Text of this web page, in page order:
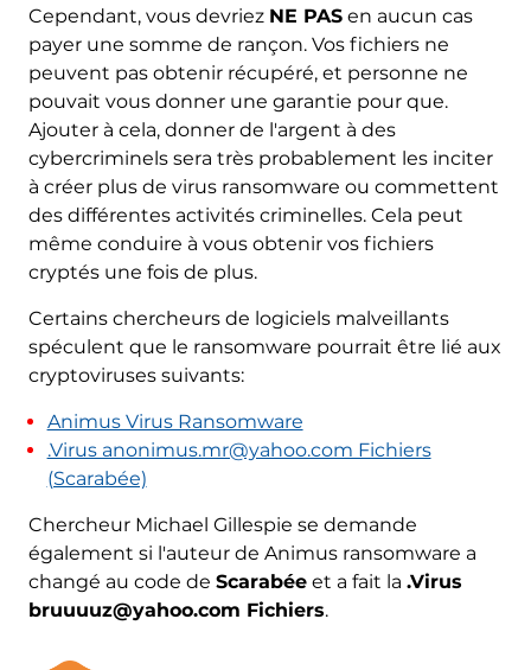
Cependant, vous devriez NE PASen aucun cas
payer une somme de rançon. Vos fichiers ne
peuvent pas obtenir récupéré, et personne ne
pouvait vous donner une garantie pour que.
Ajouter à cela, donner de l'argent à des
cybercriminels sera très probablement les inciter
à créer plus de virus ransomware ou commettent
des différentes activités criminelles. Cela peut
même conduire à vous obtenir vos fichiers
cryptés une fois de plus.
Certains chercheurs de logiciels malveillants
spéculent que le ransomware pourrait être lié aux
cryptoviruses suivants:
Animus Virus Ransomware
.Virus anonimus.mr@yahoo.com Fichiers
(Scarabée)
Chercheur Michael Gillespie se demande
également si l'auteur de Animus ransomware a
changé au code de Scarabéeet a fait la .Virus
bruuuuz@yahoo.com Fichiers.